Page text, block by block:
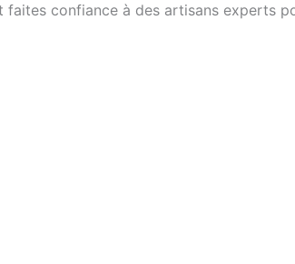
confiance à des artisans experts